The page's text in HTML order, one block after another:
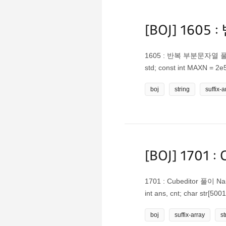
[BOJ] 1605 :
1605 : 반복 부분문자열
std; const int MAXN =
cnt[ord[i]]++; for (i = 1; i
boj string suffix-
[BOJ] 1701
1701 : Cubeditor 풀이
int ans, cnt; char
++i) { while (suf[i][cnt]
boj suffix-array